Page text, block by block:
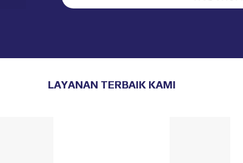
LAYANAN TERBAIK KAMI